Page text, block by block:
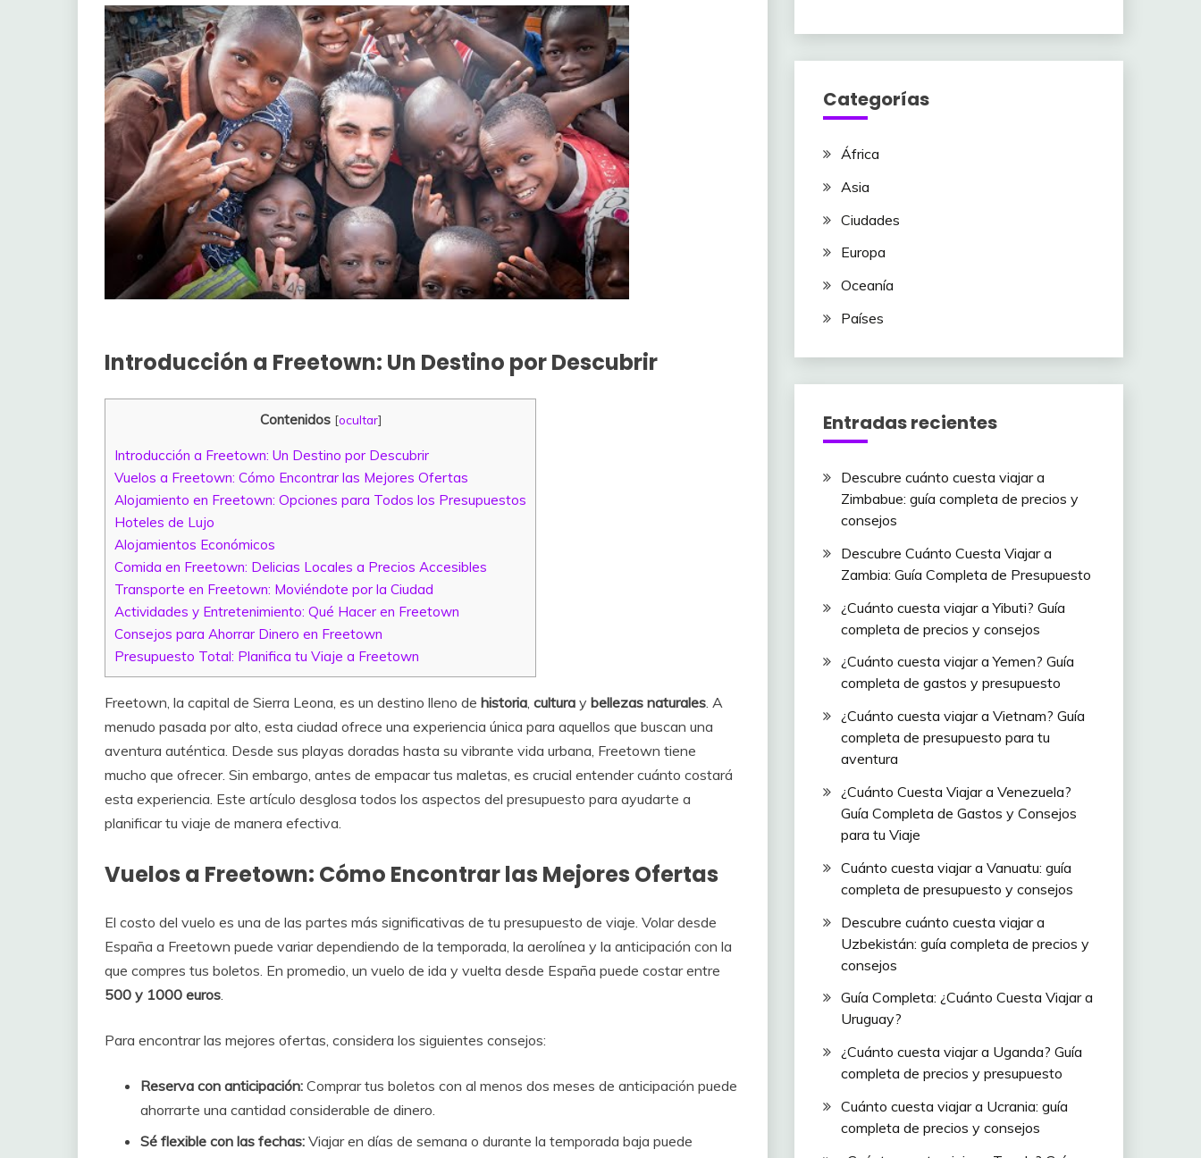
Introducción a Freetown: Un Destino por Descubrir
Contenidos [ocultar]
Introducción a Freetown: Un Destino por Descubrir
Vuelos a Freetown: Cómo Encontrar las Mejores Ofertas
Alojamiento en Freetown: Opciones para Todos los Presupuestos
Hoteles de Lujo
Alojamientos Económicos
Comida en Freetown: Delicias Locales a Precios Accesibles
Transporte en Freetown: Moviéndote por la Ciudad
Actividades y Entretenimiento: Qué Hacer en Freetown
Consejos para Ahorrar Dinero en Freetown
Presupuesto Total: Planifica tu Viaje a Freetown
Freetown, la capital de Sierra Leona, es un destino lleno de historia, cultura y bellezas naturales. A
menudo pasada por alto, esta ciudad ofrece una experiencia única para aquellos que buscan una
aventura auténtica. Desde sus playas doradas hasta su vibrante vida urbana, Freetown tiene
mucho que ofrecer. Sin embargo, antes de empacar tus maletas, es crucial entender cuánto costará
esta experiencia. Este artículo desglosa todos los aspectos del presupuesto para ayudarte a
planificar tu viaje de manera efectiva.
Vuelos a Freetown: Cómo Encontrar las Mejores Ofertas
El costo del vuelo es una de las partes más significativas de tu presupuesto de viaje. Volar desde
España a Freetown puede variar dependiendo de la temporada, la aerolínea y la anticipación con la
que compres tus boletos. En promedio, un vuelo de ida y vuelta desde España puede costar entre
500 y 1000 euros.
Para encontrar las mejores ofertas, considera los siguientes consejos:
Reserva con anticipación: Comprar tus boletos con al menos dos meses de anticipación puede
ahorrarte una cantidad considerable de dinero.
Sé flexible con las fechas: Viajar en días de semana o durante la temporada baja puede
Categorías
África
Asia
Ciudades
Europa
Oceanía
Países
Entradas recientes
Descubre cuánto cuesta viajar a
Zimbabue: guía completa de precios y
consejos
Descubre Cuánto Cuesta Viajar a
Zambia: Guía Completa de Presupuesto
¿Cuánto cuesta viajar a Yibuti? Guía
completa de precios y consejos
¿Cuánto cuesta viajar a Yemen? Guía
completa de gastos y presupuesto
¿Cuánto cuesta viajar a Vietnam? Guía
completa de presupuesto para tu
aventura
¿Cuánto Cuesta Viajar a Venezuela?
Guía Completa de Gastos y Consejos
para tu Viaje
Cuánto cuesta viajar a Vanuatu: guía
completa de presupuesto y consejos
Descubre cuánto cuesta viajar a
Uzbekistán: guía completa de precios y
consejos
Guía Completa: ¿Cuánto Cuesta Viajar a
Uruguay?
¿Cuánto cuesta viajar a Uganda? Guía
completa de precios y presupuesto
Cuánto cuesta viajar a Ucrania: guía
completa de precios y consejos